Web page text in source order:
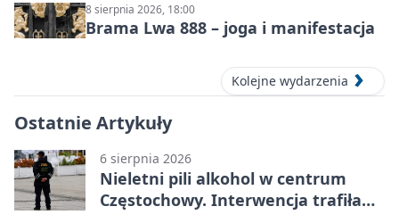
8 sierpnia 2026, 18:00
Brama Lwa 888 – joga i manifestacja
Kolejne wydarzenia
Ostatnie Artykuły
6 sierpnia 2026
Nieletni pili alkohol w centrum
Częstochowy. Interwencja trafiła